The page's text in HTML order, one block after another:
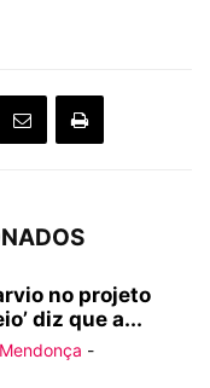
no projeto
diz que a...
-